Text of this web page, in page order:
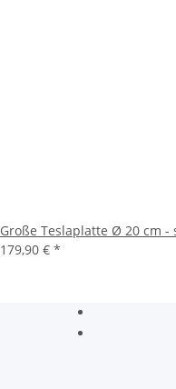
Große Teslaplatte Ø 20 cm -
179,90 € *